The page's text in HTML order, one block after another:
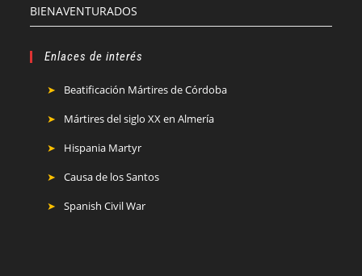
BIENAVENTURADOS
Enlaces de interés
Beatificación Mártires de Córdoba
Mártires del siglo XX en Almería
Hispania Martyr
Causa de los Santos
Spanish Civil War